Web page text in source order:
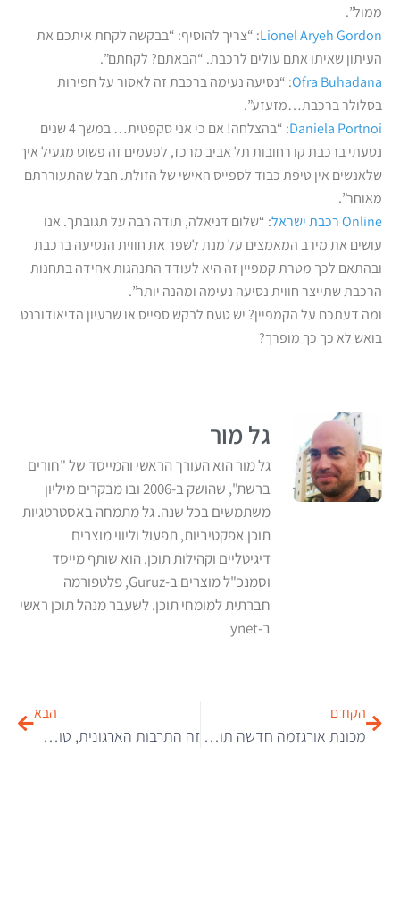
ממול”.
Lionel Aryeh Gordon: “צריך להוסיף: “בבקשה לקחת איתכם את
העיתון שאיתו אתם עולים לרכבת. “הבאתם? לקחתם”.
Ofra Buhadana: “נסיעה נעימה ברכבת זה לאסור על חפירות
בסלולר ברכבת…מזעזע”.
Daniela Portnoi
: “בהצלחה! אם כי אני סקפטית… במשך 4 שנים
נסעתי ברכבת קו רחובות תל אביב מרכז, לפעמים זה פשוט מגעיל איך
שלאנשים אין טיפת כבוד לספייס האישי של הזולת. חבל שהתעוררתם
מאוחר”.
רכבת ישראל Online
: “שלום דניאלה, תודה רבה על תגובתך. אנו
עושים את מירב המאמצים על מנת לשפר את חווית הנסיעה ברכבת
ובהתאם לכך מטרת קמפיין זה היא לעודד התנהגות אחידה בתחנות
הרכבת שתייצר חווית נסיעה נעימה ומהנה יותר”.
ומה דעתכם על הקמפיין? יש טעם לבקש ספייס או שרעיון הדיאודורנט
בואש לא כך כך מופרך?
גל מור
גל מור הוא העורך הראשי והמייסד של "חורים
ברשת", שהושק ב-2006 ובו מבקרים מיליון
משתמשים בכל שנה. גל מתמחה באסטרטגיות
תוכן אפקטיביות, תפעול וליווי מוצרים
דיגיטליים וקהילות תוכן. הוא שותף מייסד
וסמנכ"ל מוצרים ב-Guruz, פלטפורמה
חברתית למומחי תוכן. לשעבר מנהל תוכן ראשי
ב-ynet
הקודם
מכונת אורגזמה חדשה תוכל לגמור בלחיצת כפתור
הבא
זה התרבות הארגונית, טומטום: 9 טיפים למנהלים שבדרך בעקבות פרשת נוחי דנקנר